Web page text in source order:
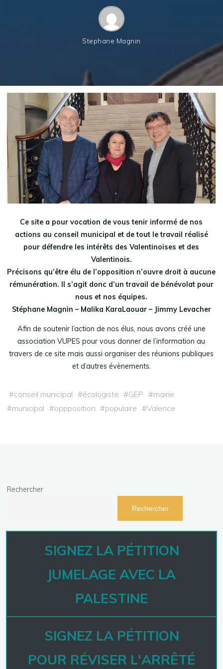
Stephane Magnin
Ce site a pour vocation de vous tenir informé de nos
actions au conseil municipal et de tout le travail réalisé
pour défendre les intérêts des Valentinoises et des
Valentinois.
Précisons qu’être élu de l’opposition n’ouvre droit à aucune
rémunération. Il s’agit donc d’un travail de bénévolat pour
nous et nos équipes.
Stéphane Magnin – Malika KaraLaouar – Jimmy Levacher
Afin de soutenir l’action de nos élus, nous avons créé une
association VUPES pour vous donner de l’information au
travers de ce site mais aussi organiser des réunions publiques
et d’autres évènements.
#conseil municipal #écologiste #GEP #mairie
#municipal #oppposition #populaire #Valence
Rechercher
Rechercher
SIGNEZ LA PÉTITION
JUMELAGE AVEC LA
PALESTINE
SIGNEZ LA PÉTITION
POUR RÉVISER L'ARRÊTÉ